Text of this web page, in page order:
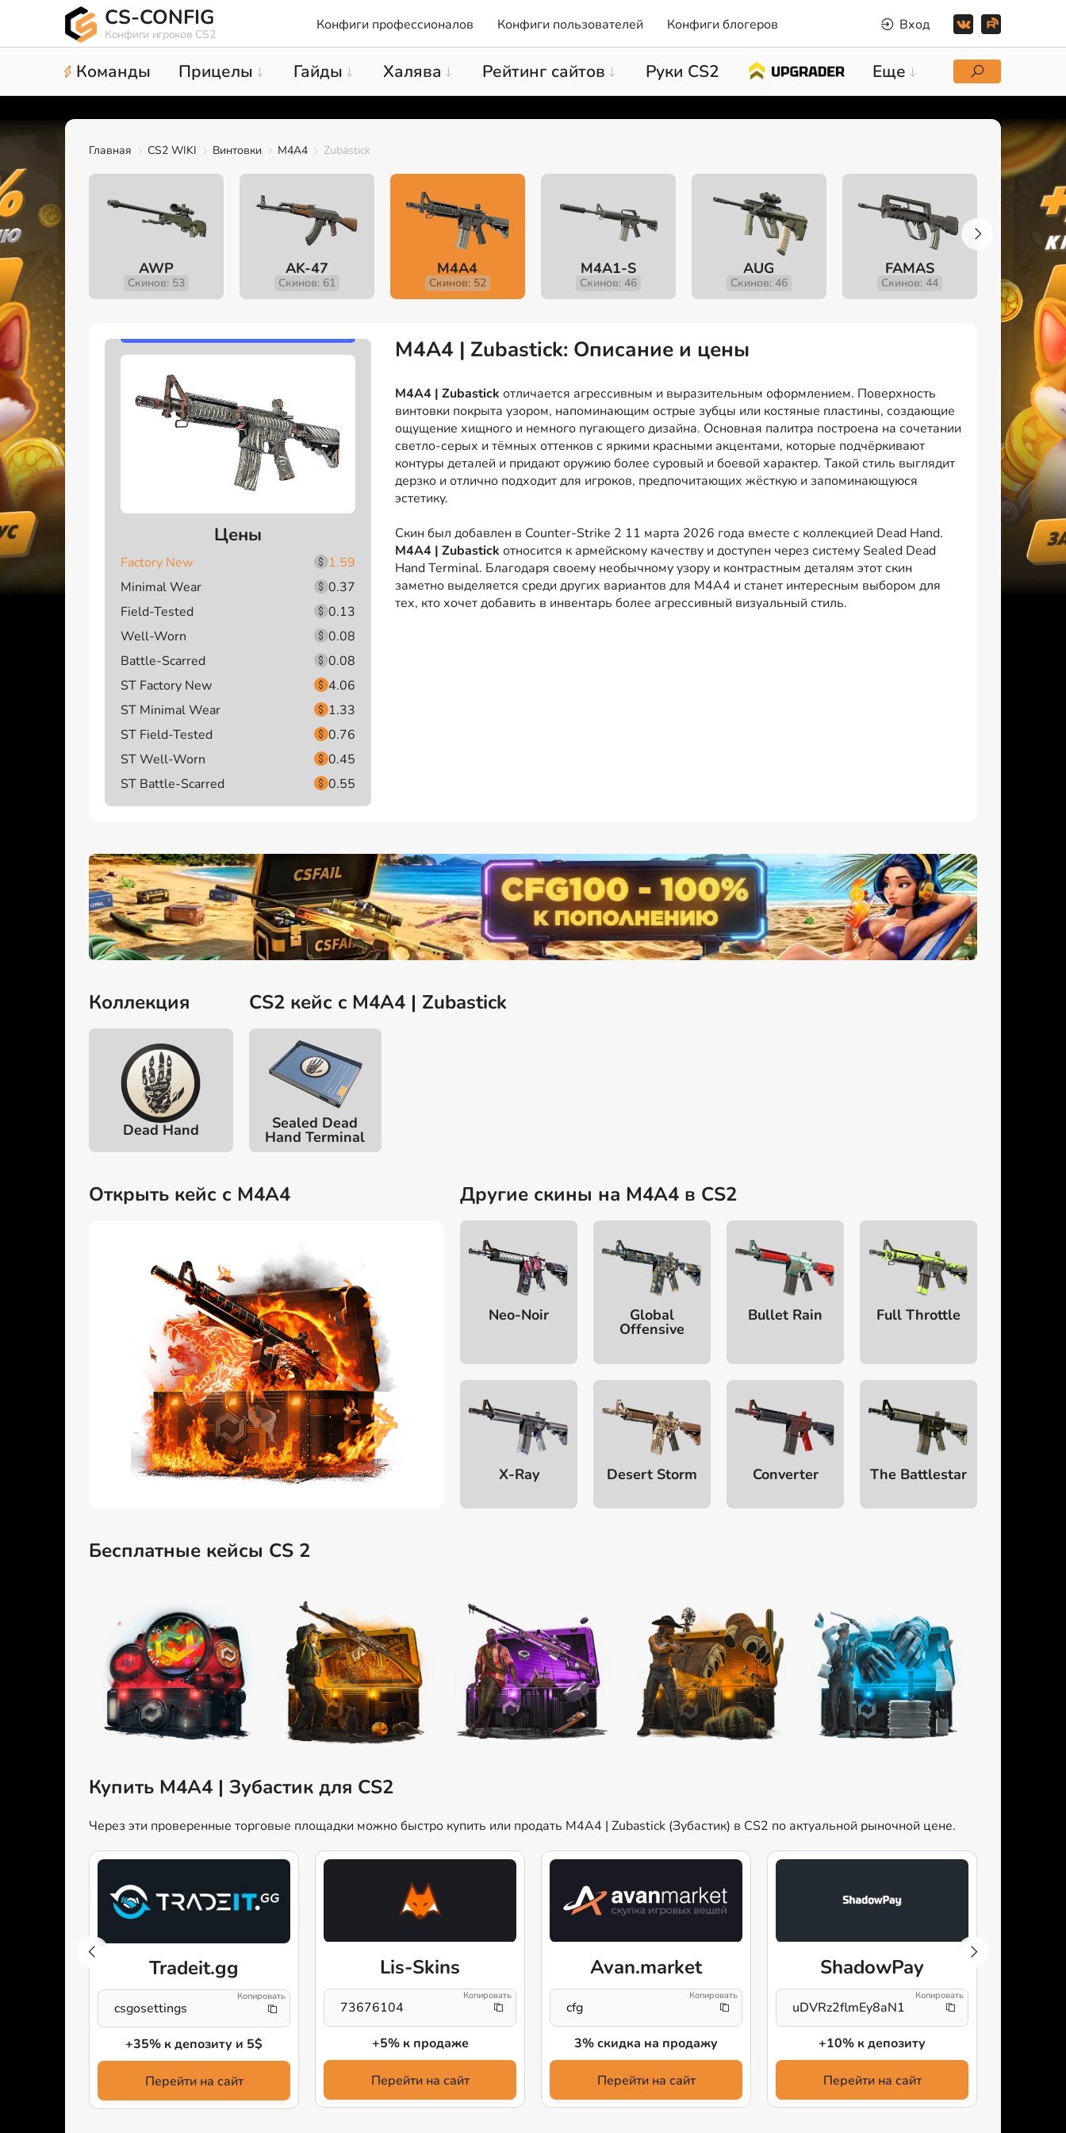
CS-CONFIG
Конфиги игроков CS2
Конфиги профессионалов Конфиги пользователей Конфиги блогеров Вход
Команды Прицелы Гайды Халява Рейтинг сайтов Руки CS2 Еще
Главная CS2 WIKI Винтовки M4A4 Zubastick
AWP
Скинов: 53
AK-47
Скинов: 61
M4A4
Скинов: 52
M4A1-S
Скинов: 46
AUG
Скинов: 46
FAMAS
Скинов: 44
Цены
Factory New
1.59
Minimal Wear
0.37
Field-Tested
0.13
Well-Worn
0.08
Battle-Scarred
0.08
ST Factory New
4.06
ST Minimal Wear
1.33
ST Field-Tested
0.76
ST Well-Worn
0.45
ST Battle-Scarred
0.55
M4A4 | Zubastick: Описание и цены
M4A4 | Zubastick отличается агрессивным и выразительным оформлением. Поверхность
винтовки покрыта узором, напоминающим острые зубцы или костяные пластины, создающие
ощущение хищного и немного пугающего дизайна. Основная палитра построена на сочетании
светло-серых и тёмных оттенков с яркими красными акцентами, которые подчёркивают
контуры деталей и придают оружию более суровый и боевой характер. Такой стиль выглядит
дерзко и отлично подходит для игроков, предпочитающих жёсткую и запоминающуюся
эстетику.
Скин был добавлен в Counter-Strike 2 11 марта 2026 года вместе с коллекцией Dead Hand.
M4A4 | Zubastick относится к армейскому качеству и доступен через систему Sealed Dead
Hand Terminal. Благодаря своему необычному узору и контрастным деталям этот скин
заметно выделяется среди других вариантов для M4A4 и станет интересным выбором для
тех, кто хочет добавить в инвентарь более агрессивный визуальный стиль.
Коллекция
Dead Hand
CS2 кейс c M4A4 | Zubastick
Sealed Dead
Hand Terminal
Открыть кейс с M4A4 Другие скины на M4A4 в CS2
Neo-Noir Global
Offensive
Bullet Rain Full Throttle
X-Ray Desert Storm Converter The Battlestar
Бесплатные кейсы CS 2
Купить M4A4 | Зубастик для CS2
Через эти проверенные торговые площадки можно быстро купить или продать M4A4 | Zubastick (Зубастик) в CS2 по актуальной рыночной цене.
Tradeit.gg
csgosettings
+35% к депозиту и 5$
Перейти на сайт
Lis-Skins
73676104
+5% к продаже
Перейти на сайт
Avan.market
cfg
3% скидка на продажу
Перейти на сайт
ShadowPay
uDVRz2flmEy8aN1
+10% к депозиту
Перейти на сайт